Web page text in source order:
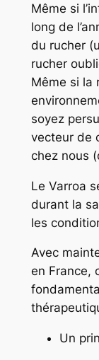
Même si
long de
du rucher
rucher
Même si la
soyez
vecteur de
chez nous
Le Varroa
durant la
les
Avec
en France,
Un